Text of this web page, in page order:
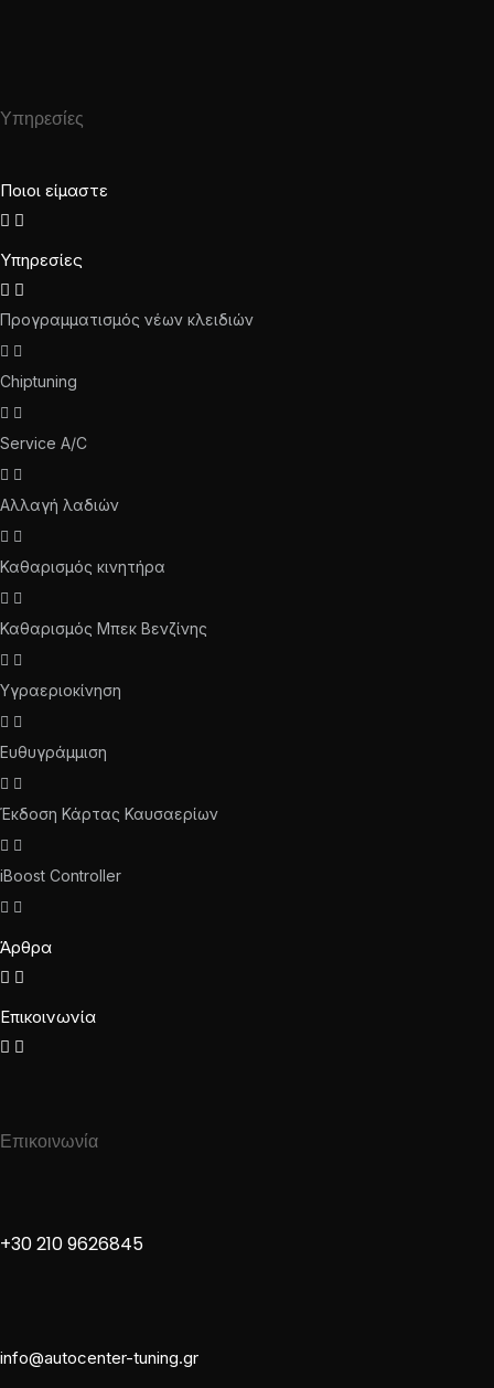
Υπηρεσίες
Ποιοι είμαστε
Υπηρεσίες
Προγραμματισμός νέων κλειδιών
Chiptuning
Service A/C
Αλλαγή λαδιών
Καθαρισμός κινητήρα
Καθαρισμός Μπεκ Βενζίνης
Υγραεριοκίνηση
Ευθυγράμμιση
Έκδοση Κάρτας Καυσαερίων
iBoost Controller
Άρθρα
Επικοινωνία
Επικοινωνία
+30 210 9626845
info@autocenter-tuning.gr